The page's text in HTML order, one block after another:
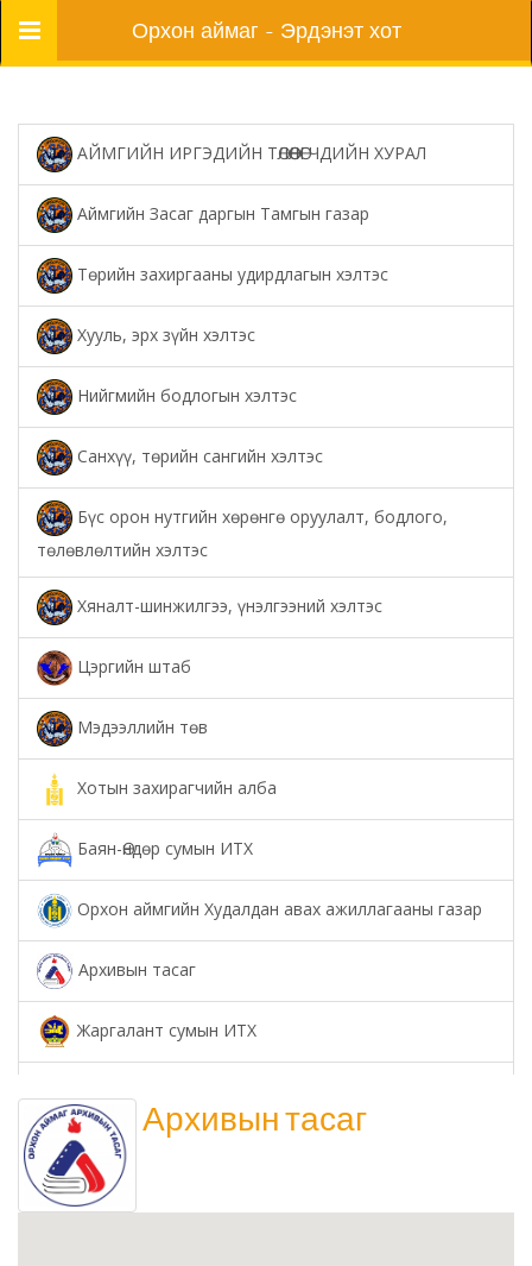
Цэс Орхон аймаг - Эрдэнэт хот
АЙМГИЙН ИРГЭДИЙН ТӨЛӨӨЛӨГЧДИЙН ХУРАЛ
Аймгийн Засаг даргын Тамгын газар
Төрийн захиргааны удирдлагын хэлтэс
Хууль, эрх зүйн хэлтэс
Нийгмийн бодлогын хэлтэс
Санхүү, төрийн сангийн хэлтэс
Бүс орон нутгийн хөрөнгө оруулалт, бодлого,
төлөвлөлтийн хэлтэс
Хяналт-шинжилгээ, үнэлгээний хэлтэс
Цэргийн штаб
Мэдээллийн төв
Хотын захирагчийн алба
Баян-Өндөр сумын ИТХ
Орхон аймгийн Худалдан авах ажиллагааны газар
Архивын тасаг
Жаргалант сумын ИТХ
Соёл урлагийн газар
Орхон аймаг дахь Сум дундын иргэний хэргийн
Архивын тасаг